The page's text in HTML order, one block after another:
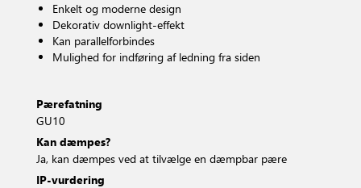
Enkelt og moderne design
Dekorativ downlight-effekt
Kan parallelforbindes
Mulighed for indføring af ledning fra siden
Pærefatning
GU10
Kan dæmpes?
Ja, kan dæmpes ved at tilvælge en dæmpbar pære
IP-vurdering